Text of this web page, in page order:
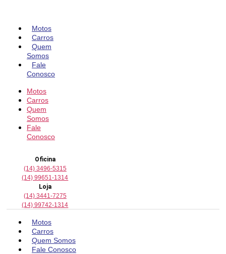
conteúdo
Motos
Carros
Quem
Somos
Fale
Conosco
Motos
Carros
Quem
Somos
Fale
Conosco
Oficina
(14) 3496-5315
(14) 99651-1314
Loja
(14) 3441-7275
(14) 99742-1314
Motos
Carros
Quem Somos
Fale Conosco